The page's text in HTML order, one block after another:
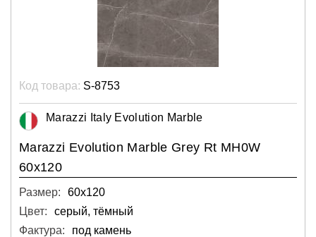
Код товара: S-8753
Marazzi Italy Evolution Marble
Marazzi Evolution Marble Grey Rt MH0W
60x120
Размер:
60х120
Цвет:
серый, тёмный
Фактура:
под камень